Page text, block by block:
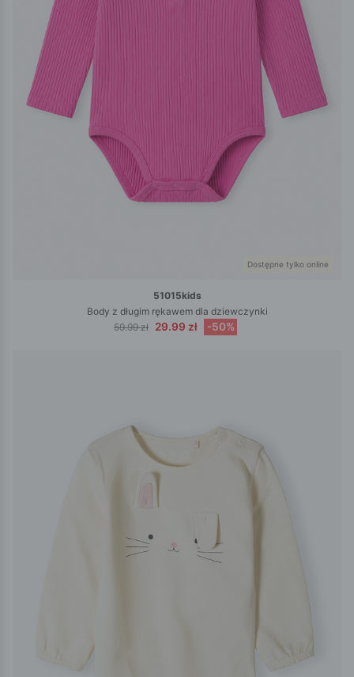
Dostępne tylko online
51015kids
Body z długim rękawem dla dziewczynki
59.99 zł 29.99 zł -50%